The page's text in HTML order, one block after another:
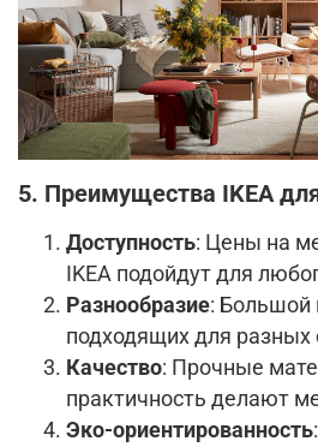
5. Преимущества IKEA
Доступность: Цены на
IKEA подойдут для
Разнообразие: Большой
подходящих для разных
Качество: Прочные
практичность делают
Эко-ориентированность